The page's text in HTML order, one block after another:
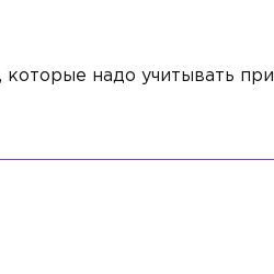
которые надо учитывать при